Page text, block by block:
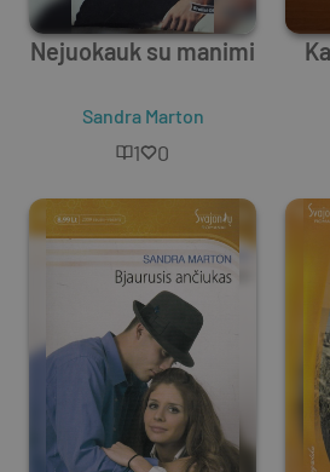
Nejuokauk su manimi
Sandra Marton
1 0